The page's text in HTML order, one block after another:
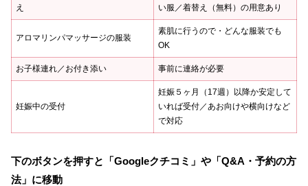
え
い服／着替え（無料）の用意あり
アロマリンパマッサージの服装
素肌に行うので・どんな服装でも
OK
お子様連れ／お付き添い 事前に連絡が必要
妊娠中の受付
妊娠５ヶ月（17週）以降か安定して
いれば受付／あお向けや横向けなど
で対応
下のボタンを押すと「Googleクチコミ」や「Q&A・予約の方
法」に移動